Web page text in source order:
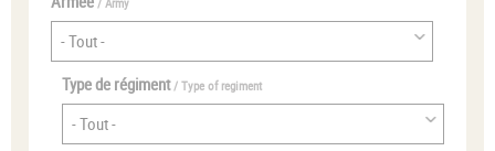
/ Army
Type de régiment/ Type of regiment